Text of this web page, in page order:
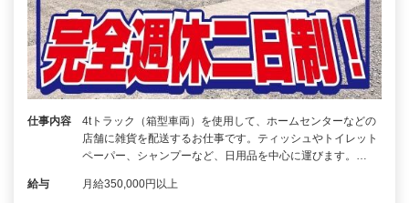
仕事内容
4tトラック（箱型車両）を使用して、ホームセンターなどの
店舗に雑貨を配送するお仕事です。ティッシュやトイレット
ペーパー、シャンプーなど、日用品を中心に運びます。…
給与 月給350,000円以上